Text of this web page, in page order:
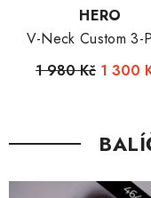
Dodavatel:HERO
V-Neck Custom 3-
1 980 Kč 1 300